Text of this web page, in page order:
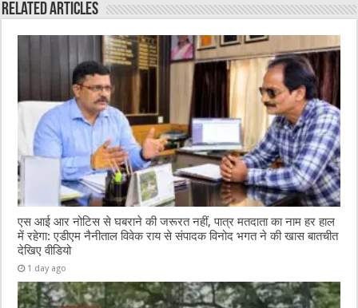
o
p
Related Articles
एस आई आर नोटिस से घबराने की जरूरत नहीं, पात्र मतदाता का नाम हर हाल
में रहेगा: एडीएम नैनीताल विवेक राय से संपादक विनोद भगत ने की खास बातचीत
देखिए वीडियो
1 day ago